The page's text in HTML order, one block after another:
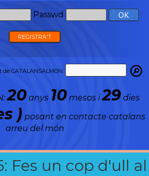
Passwd
REGISTRA'T
de CATALANSALMON:
20 anys 10 mesos i29 dies
) posant en contacte catalans
arreu del món
Fes un cop d'ull al